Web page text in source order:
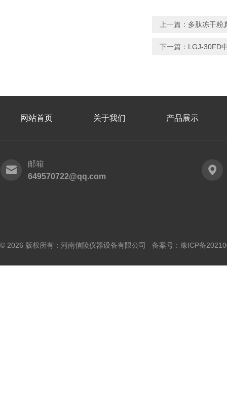
上一篇： 多肽冻干粉
下一篇： LGJ-30FD
网站首页 关于我们 产品展示
邮箱
649570722@qq.com
© 2026 版权所有：河南信陵仪器设备有限公司 备案号： 豫ICP备